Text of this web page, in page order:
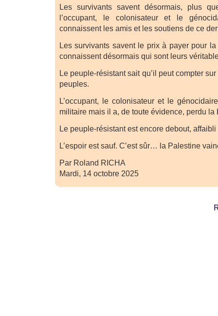
Les survivants savent désormais, plus
l’occupant, le colonisateur et le
connaissent les amis et les soutiens de ce
Les survivants savent le prix à payer pour
connaissent désormais qui sont leurs
Le peuple-résistant sait qu’il peut compter
peuples.
L’occupant, le colonisateur et le
militaire mais il a, de toute évidence, perdu
Le peuple-résistant est encore debout,
L’espoir est sauf. C’est sûr… la Palestine
Par Roland RICHA
Mardi, 14 octobre 2025